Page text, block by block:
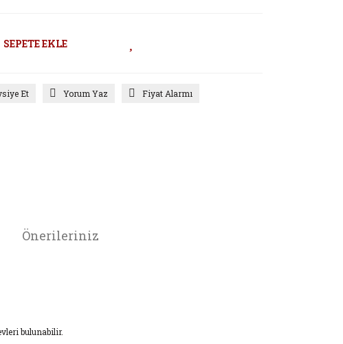
SEPETE EKLE
Et Yorum Yaz Fiyat Alarmı
Önerileriniz
bulunabilir.